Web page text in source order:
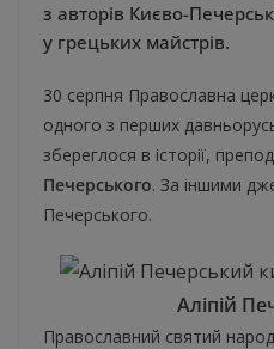
з авторів Києво-
у грецьких майстрів.
30 серпня Православна
одного з перших
збереглося в історії,
Печерського. За іншими
Печерського.
Аліпій
Православний святий